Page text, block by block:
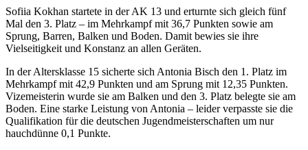
Sofiia Kokhan startete in der AK 13 und erturnte sich gleich fünf
Mal den 3. Platz – im Mehrkampf mit 36,7 Punkten sowie am
Sprung, Barren, Balken und Boden. Damit bewies sie ihre
Vielseitigkeit und Konstanz an allen Geräten.
In der Altersklasse 15 sicherte sich Antonia Bisch den 1. Platz im
Mehrkampf mit 42,9 Punkten und am Sprung mit 12,35 Punkten.
Vizemeisterin wurde sie am Balken und den 3. Platz belegte sie am
Boden. Eine starke Leistung von Antonia – leider verpasste sie die
Qualifikation für die deutschen Jugendmeisterschaften um nur
hauchdünne 0,1 Punkte.